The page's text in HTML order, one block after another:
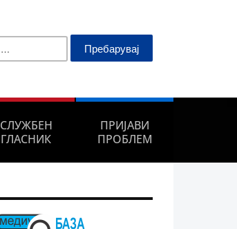
Пребарувај
СЛУЖБЕН
ГЛАСНИК
ПРИЈАВИ
ПРОБЛЕМ